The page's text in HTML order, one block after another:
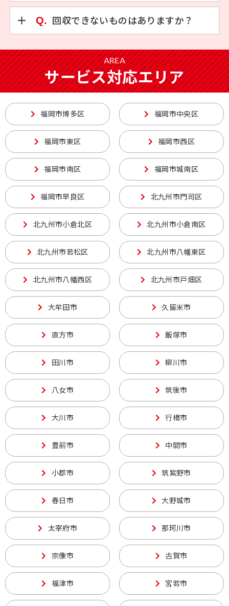
Q. 回収できないものはありますか？
AREA
サービス対応エリア
福岡市博多区 福岡市中央区
福岡市東区 福岡市西区
福岡市南区 福岡市城南区
福岡市早良区 北九州市門司区
北九州市小倉北区 北九州市小倉南区
北九州市若松区 北九州市八幡東区
北九州市八幡西区 北九州市戸畑区
大牟田市 久留米市
直方市 飯塚市
田川市 柳川市
八女市 筑後市
大川市 行橋市
豊前市 中間市
小郡市 筑紫野市
春日市 大野城市
太宰府市 那珂川市
宗像市 古賀市
福津市 宮若市